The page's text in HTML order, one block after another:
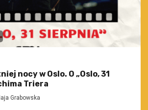
nocy w Oslo. O „Oslo, 31
Triera
Grabowska